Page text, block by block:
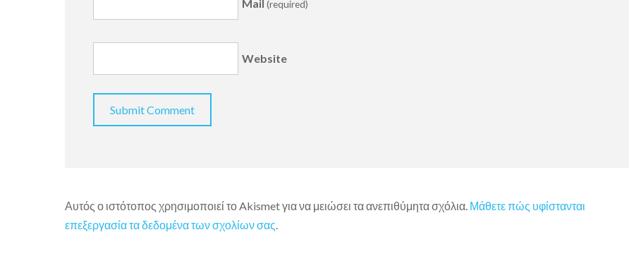
Mail(required)
Website
Αυτός ο ιστότοπος χρησιμοποιεί το Akismet για να μειώσει τα ανεπιθύμητα σχόλια. Μάθετε πώς υφίστανται
επεξεργασία τα δεδομένα των σχολίων σας.